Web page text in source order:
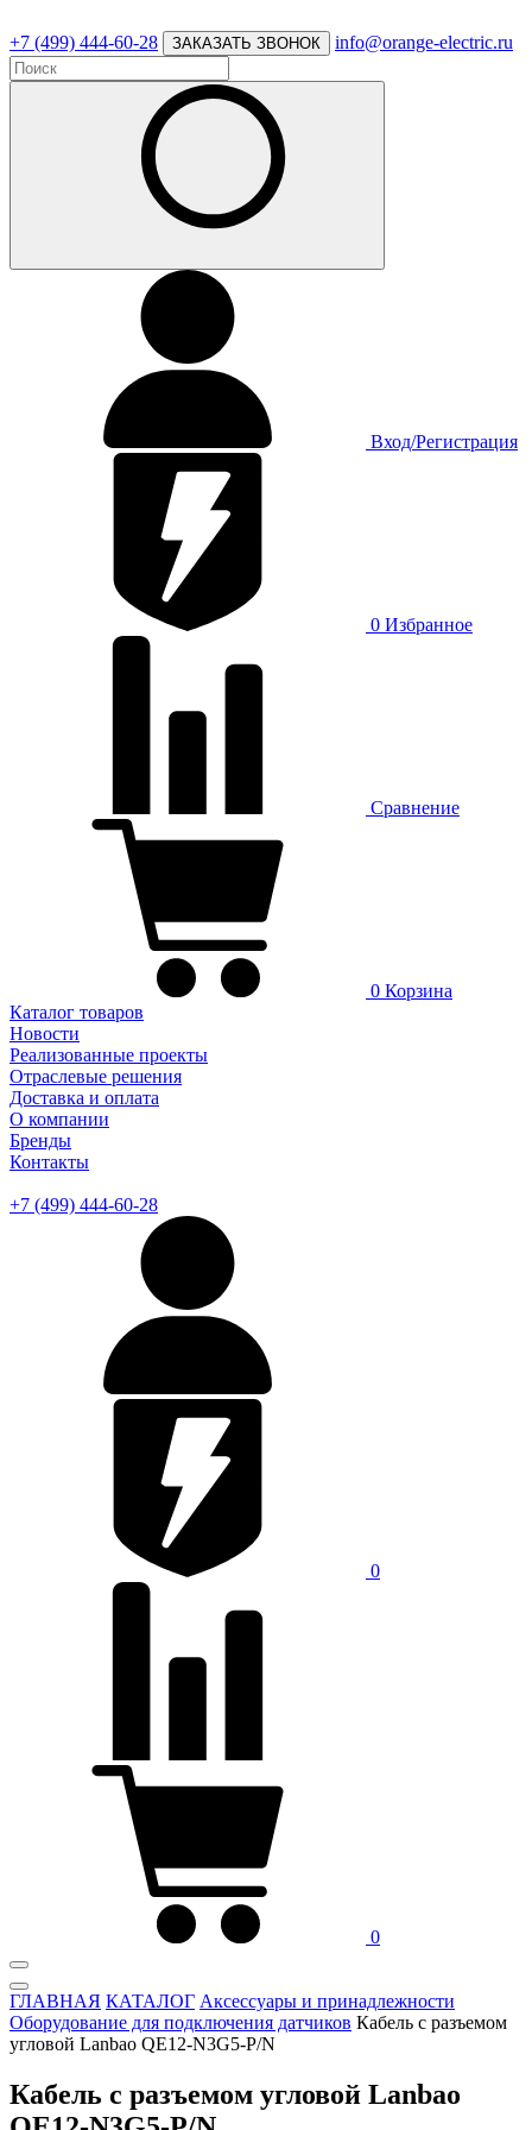
+7 (499) 444-60-28 ЗАКАЗАТЬ ЗВОНОК info@orange-electric.ru
Вход/Регистрация
0 Избранное
Сравнение
0 Корзина
Каталог товаров
Новости
Реализованные проекты
Отраслевые решения
Доставка и оплата
О компании
Бренды
Контакты
+7 (499) 444-60-28
0
0
ГЛАВНАЯ КАТАЛОГ Аксессуары и принадлежности
Оборудование для подключения датчиков Кабель с разъемом
угловой Lanbao QE12-N3G5-P/N
Кабель с разъемом угловой Lanbao